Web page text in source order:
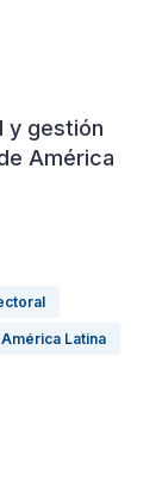
y gestión
América
América Latina